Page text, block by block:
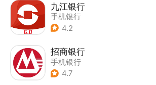
九江银行
手机银行
4.2
招商银行
手机银行
4.7